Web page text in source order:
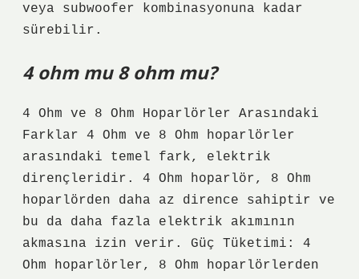
veya subwoofer kombinasyonuna kadar
sürebilir.
4 ohm mu 8 ohm mu?
4 Ohm ve 8 Ohm Hoparlörler Arasındaki
Farklar 4 Ohm ve 8 Ohm hoparlörler
arasındaki temel fark, elektrik
dirençleridir. 4 Ohm hoparlör, 8 Ohm
hoparlörden daha az dirence sahiptir ve
bu da daha fazla elektrik akımının
akmasına izin verir. Güç Tüketimi: 4
Ohm hoparlörler, 8 Ohm hoparlörlerden